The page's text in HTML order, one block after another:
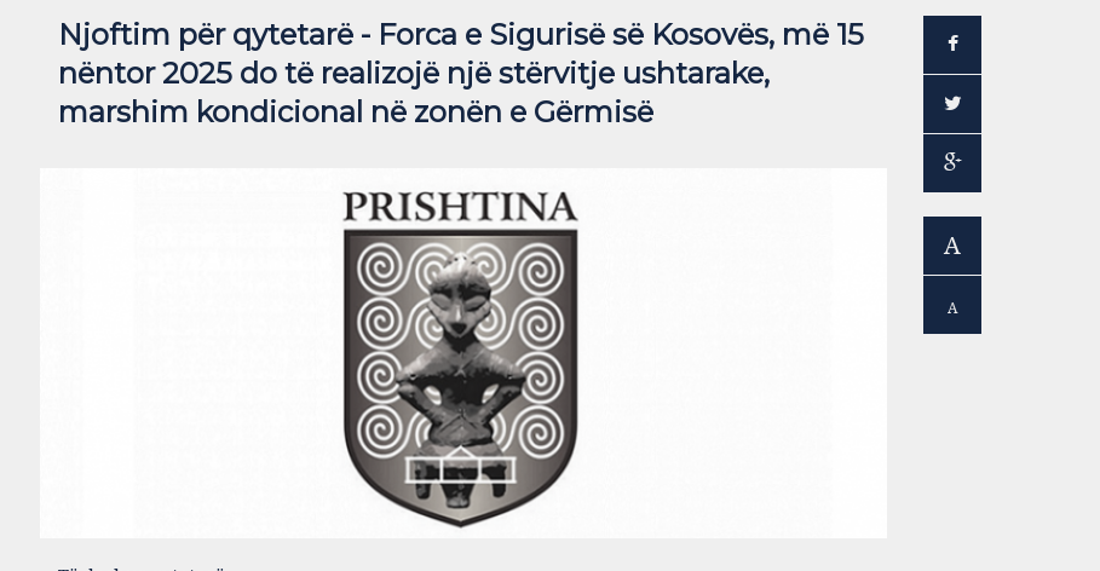
Njoftim për qytetarë - Forca e Sigurisë së Kosovës, më 15
nëntor 2025 do të realizojë një stërvitje ushtarake,
marshim kondicional në zonën e Gërmisë
A
A